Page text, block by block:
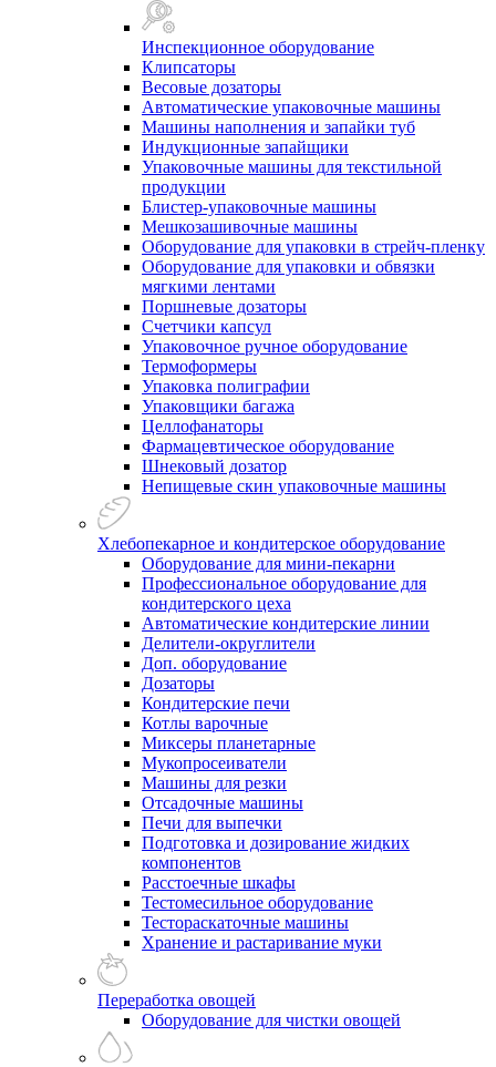
Инспекционное оборудование
Клипсаторы
Весовые дозаторы
Автоматические упаковочные машины
Машины наполнения и запайки туб
Индукционные запайщики
Упаковочные машины для текстильной
продукции
Блистер-упаковочные машины
Мешкозашивочные машины
Оборудование для упаковки в стрейч-пленку
Оборудование для упаковки и обвязки
мягкими лентами
Поршневые дозаторы
Счетчики капсул
Упаковочное ручное оборудование
Термоформеры
Упаковка полиграфии
Упаковщики багажа
Целлофанаторы
Фармацевтическое оборудование
Шнековый дозатор
Непищевые скин упаковочные машины
Хлебопекарное и кондитерское оборудование
Оборудование для мини-пекарни
Профессиональное оборудование для
кондитерского цеха
Автоматические кондитерские линии
Делители-округлители
Доп. оборудование
Дозаторы
Кондитерские печи
Котлы варочные
Миксеры планетарные
Мукопросеиватели
Машины для резки
Отсадочные машины
Печи для выпечки
Подготовка и дозирование жидких
компонентов
Расстоечные шкафы
Тестомесильное оборудование
Тестораскаточные машины
Хранение и растаривание муки
Переработка овощей
Оборудование для чистки овощей